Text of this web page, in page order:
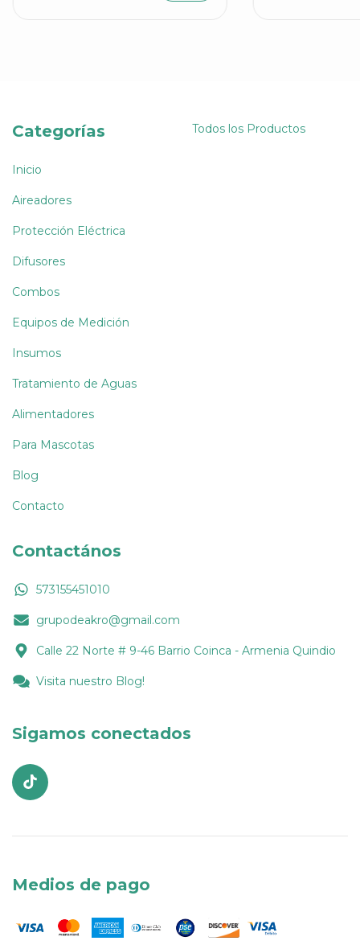
Categorías
Inicio
Aireadores
Protección Eléctrica
Difusores
Combos
Equipos de Medición
Insumos
Tratamiento de Aguas
Alimentadores
Para Mascotas
Blog
Contacto
Todos los Productos
Contactános
573155451010
grupodeakro@gmail.com
Calle 22 Norte # 9-46 Barrio Coinca - Armenia Quindio
Visita nuestro Blog!
Sigamos conectados
Medios de pago